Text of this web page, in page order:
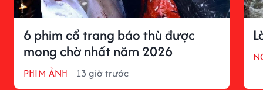
6 phim cổ trang báo thù được
mong chờ nhất năm 2026
PHIM ẢNH 13 giờ trước